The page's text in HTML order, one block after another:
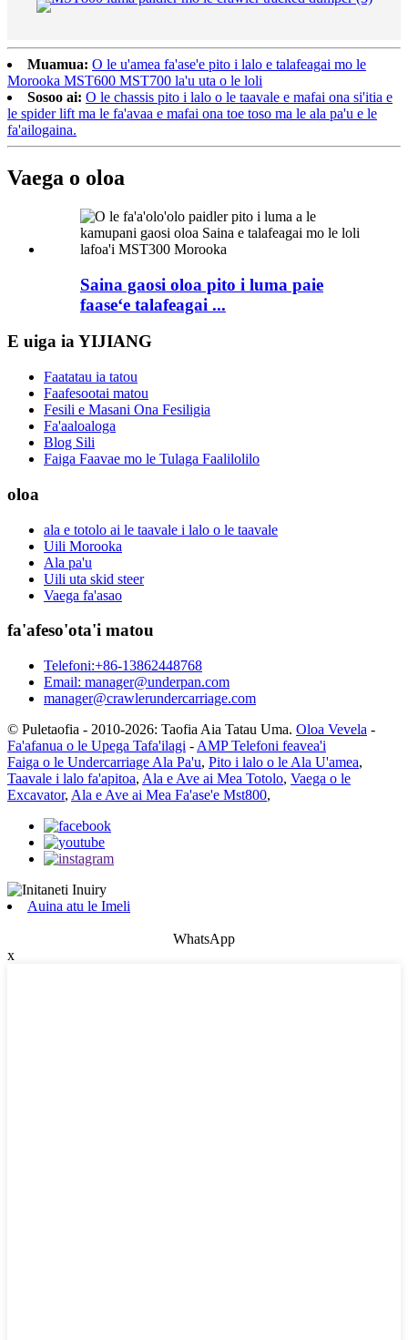
Muamua: O le u'amea fa'ase'e pito i lalo e talafeagai mo le
Morooka MST600 MST700 la'u uta o le loli
Sosoo ai: O le chassis pito i lalo o le taavale e mafai ona si'itia e
le spider lift ma le fa'avaa e mafai ona toe toso ma le ala pa'u e le
fa'ailogaina.
Vaega o oloa
Saina gaosi oloa pito i luma paie
faaseʻe talafeagai ...
E uiga ia YIJIANG
Faatatau ia tatou
Faafesootai matou
Fesili e Masani Ona Fesiligia
Fa'aaloaloga
Blog Sili
Faiga Faavae mo le Tulaga Faalilolilo
oloa
ala e totolo ai le taavale i lalo o le taavale
Uili Morooka
Ala pa'u
Uili uta skid steer
Vaega fa'asao
fa'afeso'ota'i matou
Telefoni:+86-13862448768
Email: manager@underpan.com
manager@crawlerundercarriage.com
© Puletaofia - 2010-2026: Taofia Aia Tatau Uma. Oloa Vevela -
Fa'afanua o le Upega Tafa'ilagi - AMP Telefoni feavea'i
Faiga o le Undercarriage Ala Pa'u, Pito i lalo o le Ala U'amea,
Taavale i lalo fa'apitoa, Ala e Ave ai Mea Totolo, Vaega o le
Excavator, Ala e Ave ai Mea Fa'ase'e Mst800,
Auina atu le Imeli
WhatsApp
x